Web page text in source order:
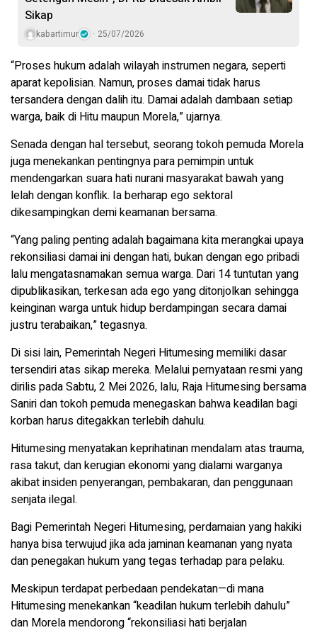
Sikap
kabartimur 25/07/2026
“Proses hukum adalah wilayah instrumen negara, seperti
aparat kepolisian. Namun, proses damai tidak harus
tersandera dengan dalih itu. Damai adalah dambaan setiap
warga, baik di Hitu maupun Morela,” ujarnya.
Senada dengan hal tersebut, seorang tokoh pemuda Morela
juga menekankan pentingnya para pemimpin untuk
mendengarkan suara hati nurani masyarakat bawah yang
lelah dengan konflik. Ia berharap ego sektoral
dikesampingkan demi keamanan bersama.
“Yang paling penting adalah bagaimana kita merangkai upaya
rekonsiliasi damai ini dengan hati, bukan dengan ego pribadi
lalu mengatasnamakan semua warga. Dari 14 tuntutan yang
dipublikasikan, terkesan ada ego yang ditonjolkan sehingga
keinginan warga untuk hidup berdampingan secara damai
justru terabaikan,” tegasnya.
Di sisi lain, Pemerintah Negeri Hitumesing memiliki dasar
tersendiri atas sikap mereka. Melalui pernyataan resmi yang
dirilis pada Sabtu, 2 Mei 2026, lalu, Raja Hitumesing bersama
Saniri dan tokoh pemuda menegaskan bahwa keadilan bagi
korban harus ditegakkan terlebih dahulu.
Hitumesing menyatakan keprihatinan mendalam atas trauma,
rasa takut, dan kerugian ekonomi yang dialami warganya
akibat insiden penyerangan, pembakaran, dan penggunaan
senjata ilegal.
Bagi Pemerintah Negeri Hitumesing, perdamaian yang hakiki
hanya bisa terwujud jika ada jaminan keamanan yang nyata
dan penegakan hukum yang tegas terhadap para pelaku.
Meskipun terdapat perbedaan pendekatan—di mana
Hitumesing menekankan “keadilan hukum terlebih dahulu”
dan Morela mendorong “rekonsiliasi hati berjalan